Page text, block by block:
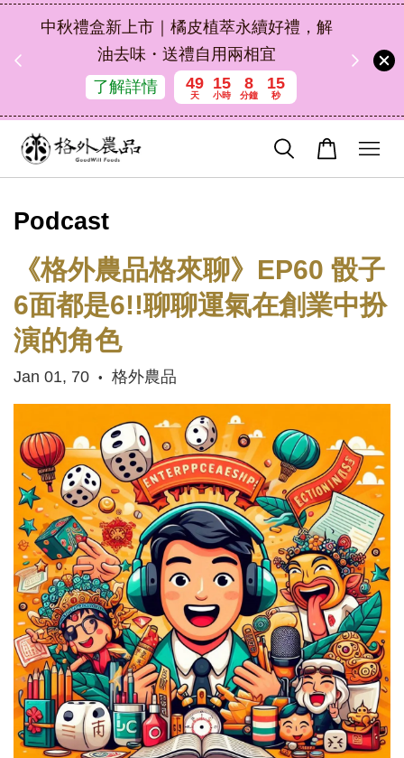
新朋友禮物｜新會員首次購買輸入折扣碼
NEWFRIEND100，消費滿 $1200 現折
$100（鮮果除外）
立即選購
Podcast
《格外農品格來聊》EP60 骰子
6面都是6!!聊聊運氣在創業中扮
演的角色
Jan 01, 70 • 格外農品